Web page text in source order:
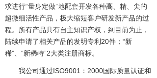
求进行“量身定做”地配套开发各种高、精、尖的
超微细活性产品，极大缩短客户研发新产品的过
程。所有产品具有自主知识产权，到目前为止，
陆续申请了相关产品的发明专利20件；“新
稀”、“新稀特”2大类注册商标。
我公司通过ISO9001：2000国际质量认证和